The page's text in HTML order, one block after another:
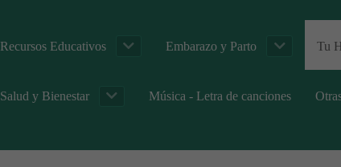
Recursos Educativos Embarazo y Parto Tu
Salud y Bienestar Música - Letra de canciones